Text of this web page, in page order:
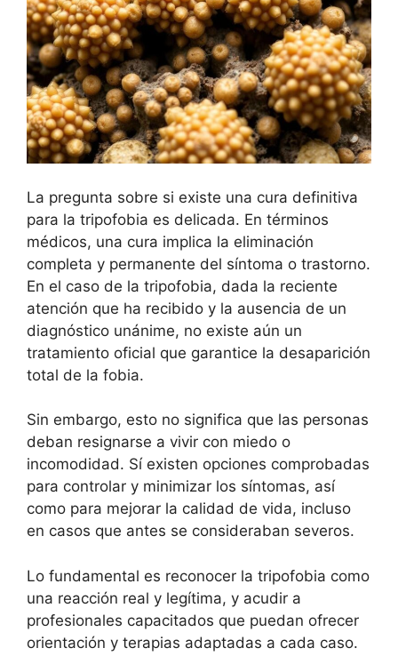
La pregunta sobre si existe una cura definitiva
para la tripofobia es delicada. En términos
médicos, una cura implica la eliminación
completa y permanente del síntoma o trastorno.
En el caso de la tripofobia, dada la reciente
atención que ha recibido y la ausencia de un
diagnóstico unánime, no existe aún un
tratamiento oficial que garantice la desaparición
total de la fobia.
Sin embargo, esto no significa que las personas
deban resignarse a vivir con miedo o
incomodidad. Sí existen opciones comprobadas
para controlar y minimizar los síntomas, así
como para mejorar la calidad de vida, incluso
en casos que antes se consideraban severos.
Lo fundamental es reconocer la tripofobia como
una reacción real y legítima, y acudir a
profesionales capacitados que puedan ofrecer
orientación y terapias adaptadas a cada caso.